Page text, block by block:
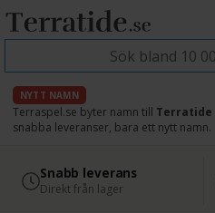
NYTT NAMN
Terraspel.se byter namn till Terratide
snabba leveranser, bara ett nytt namn.
4.8
Läs omdömen på Google
Snabb leverans
Direkt från lager